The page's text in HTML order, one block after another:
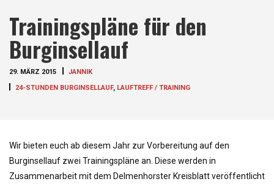
n
Trainingspläne für den
Burginsellauf
29. MÄRZ 2015
JANNIK
24-STUNDEN BURGINSELLAUF, LAUFTREFF / TRAINING
Wir bieten euch ab diesem Jahr zur Vorbereitung auf den
Burginsellauf zwei Trainingspläne an. Diese werden in
Zusammenarbeit mit dem Delmenhorster Kreisblatt veröffentlicht